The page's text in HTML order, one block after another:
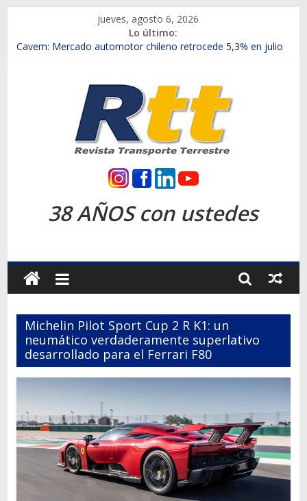
contenido
jueves, agosto 6, 2026
Lo último:
Chile es el primer mercado internacional en lanzar la nueva
Salfa suma vehículos electrificados de Chevrolet en el Biobío
Samex amplía su red con nuevas sucursales en Rancagua y
SINOTRUK Pick-ups presentó la recién estrenada Bolden en
la Expo Compras Públicas 2026
Revista
Transporte
Terrestre
Autos,
camiones,
motos,
información
del
transporte
38 AÑOS con ustedes
Michelin Pilot Sport Cup 2 R K1: un
neumático verdaderamente superlativo
desarrollado para el Ferrari F80